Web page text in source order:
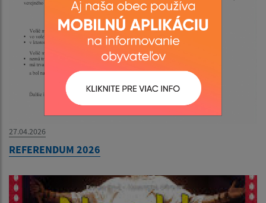
27.04.2026
REFERENDUM 2026